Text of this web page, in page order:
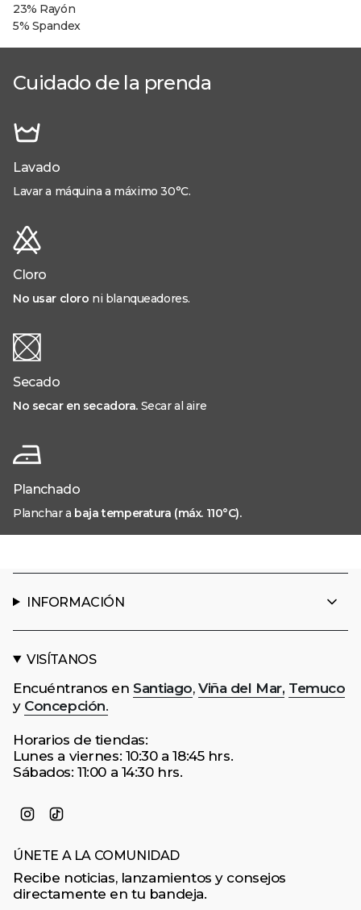
23% Rayón
5% Spandex
Cuidado de la prenda
Lavado
Lavar a máquina a máximo 30°C.
Cloro
No usar cloro ni blanqueadores.
Secado
No secar en secadora. Secar al aire
Planchado
Planchar a baja temperatura (máx. 110°C).
INFORMACIÓN
VISÍTANOS
Encuéntranos en Santiago, Viña del Mar, Temuco
y Concepción.
Horarios de tiendas:
Lunes a viernes: 10:30 a 18:45 hrs.
Sábados: 11:00 a 14:30 hrs.
Instagram
ÚNETE A LA COMUNIDAD
Recibe noticias, lanzamientos y consejos
directamente en tu bandeja.